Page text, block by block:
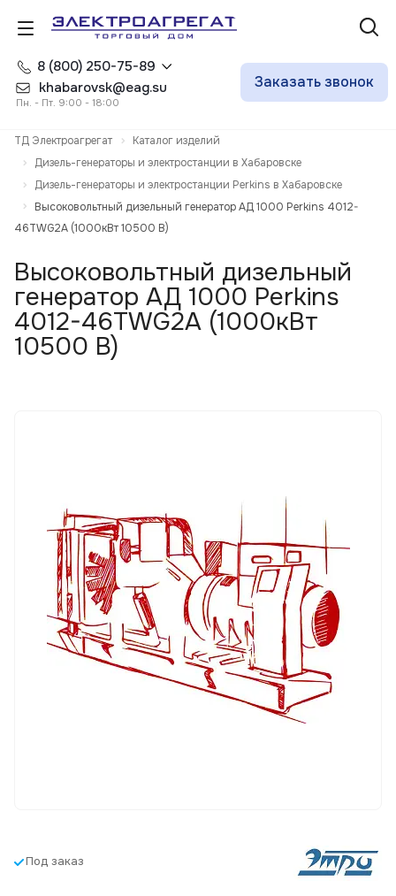
8 (800) 250-75-89
khabarovsk@eag.su
Пн. - Пт. 9:00 - 18:00
Заказать звонок
ТД Электроагрегат
Каталог изделий
Дизель-генераторы и электростанции в Хабаровске
Дизель-генераторы и электростанции Perkins в Хабаровске
Высоковольтный дизельный генератор АД 1000 Perkins 4012-
46TWG2A (1000кВт 10500 В)
Высоковольтный дизельный
генератор АД 1000 Perkins
4012-46TWG2A (1000кВт
10500 В)
Под заказ